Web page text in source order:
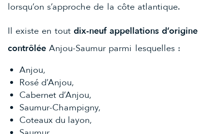
lorsqu’on s’approche de la côte atlantique.
Il existe en tout dix-neuf appellations d’origine
contrôlée Anjou-Saumur parmi lesquelles :
Anjou,
Rosé d’Anjou,
Cabernet d’Anjou,
Saumur-Champigny,
Coteaux du layon,